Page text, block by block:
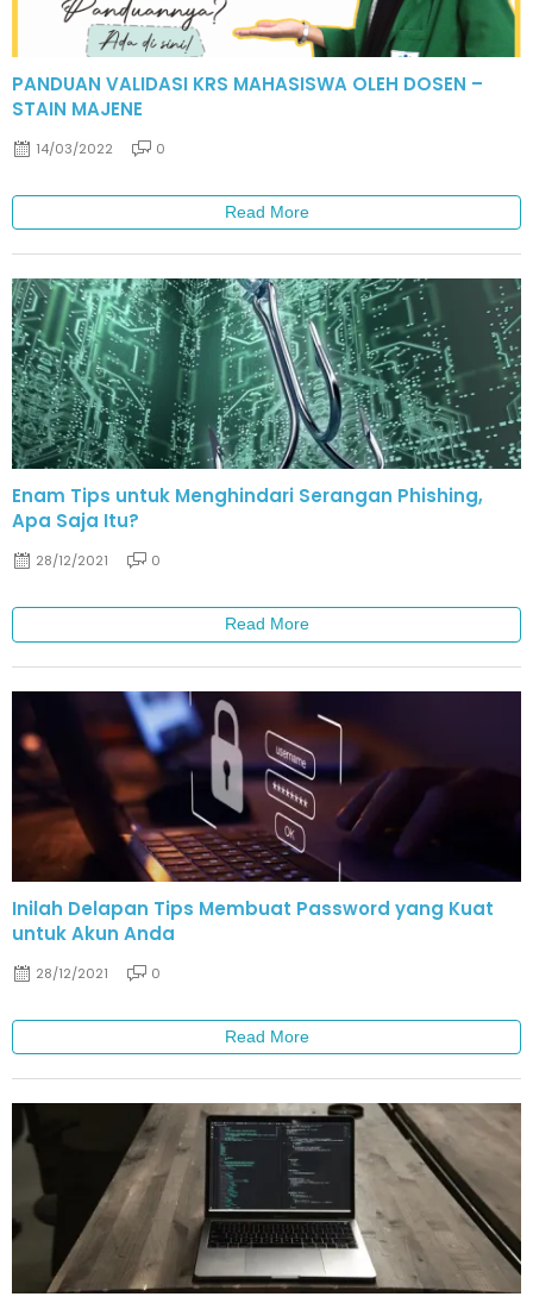
PANDUAN VALIDASI KRS MAHASISWA OLEH DOSEN –
STAIN MAJENE
14/03/2022 0
Read More
Enam Tips untuk Menghindari Serangan Phishing,
Apa Saja Itu?
28/12/2021 0
Read More
Inilah Delapan Tips Membuat Password yang Kuat
untuk Akun Anda
28/12/2021 0
Read More